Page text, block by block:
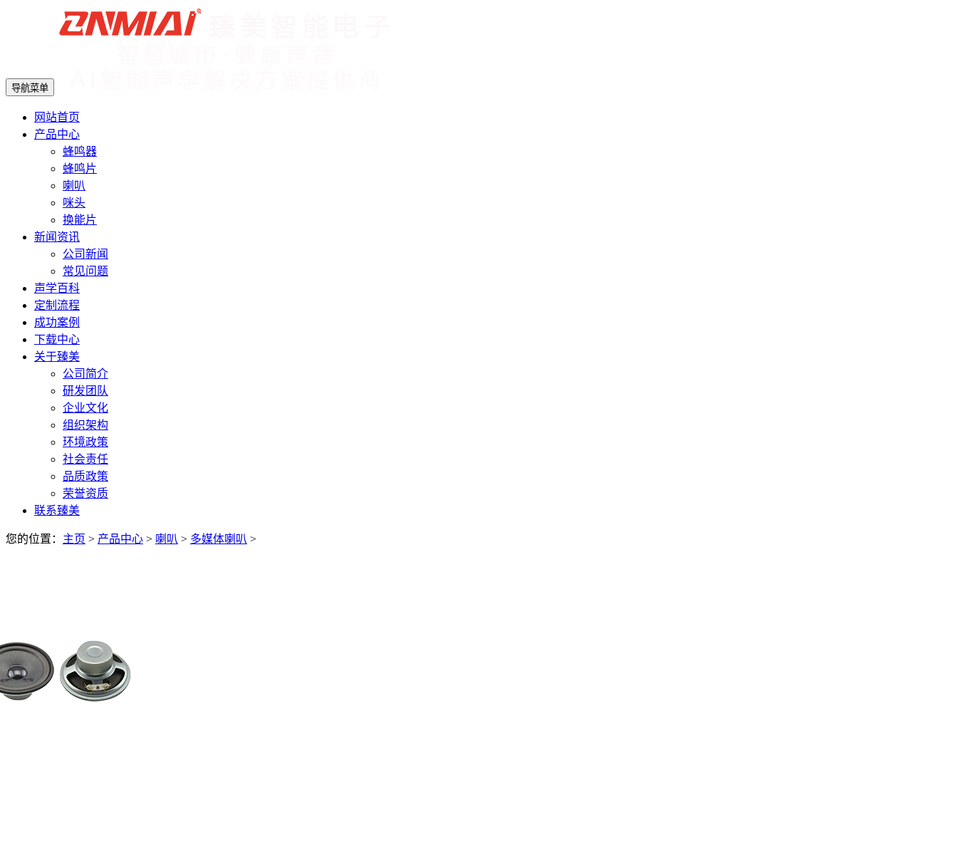
导航菜单
网站首页
产品中心
蜂鸣器
蜂鸣片
喇叭
咪头
换能片
新闻资讯
公司新闻
常见问题
声学百科
定制流程
成功案例
下载中心
关于臻美
公司简介
研发团队
企业文化
组织架构
环境政策
社会责任
品质政策
荣誉资质
联系臻美
您的位置： 主页 > 产品中心 > 喇叭 > 多媒体喇叭 >